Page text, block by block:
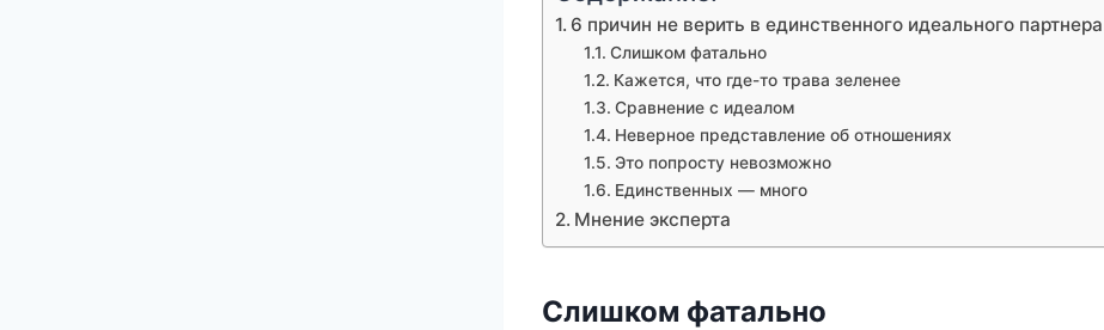
6 причин не верить в единственного идеального партнера
Слишком фатально
Кажется, что где-то трава зеленее
Сравнение с идеалом
Неверное представление об отношениях
Это попросту невозможно
Единственных — много
Мнение эксперта
Слишком фатально